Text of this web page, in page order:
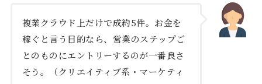
複業クラウド上だけで成約5件。お金を
稼ぐと言う目的なら、営業のステップご
とのものにエントリーするのが一番良さ
そう。（クリエイティブ系・マーケティ